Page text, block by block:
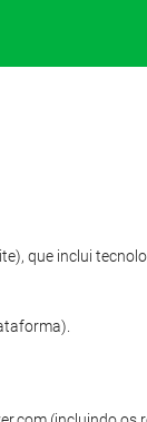
que inclui